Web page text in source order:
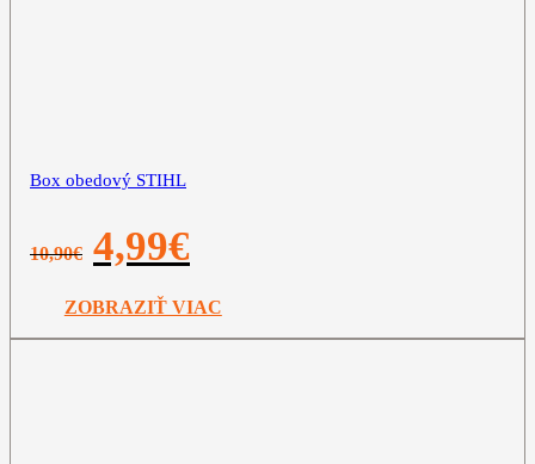
Box obedový STIHL
10,90€
Pôvodná
cena
10,90€.
4,99€
4,99€.
ZOBRAZIŤ VIAC